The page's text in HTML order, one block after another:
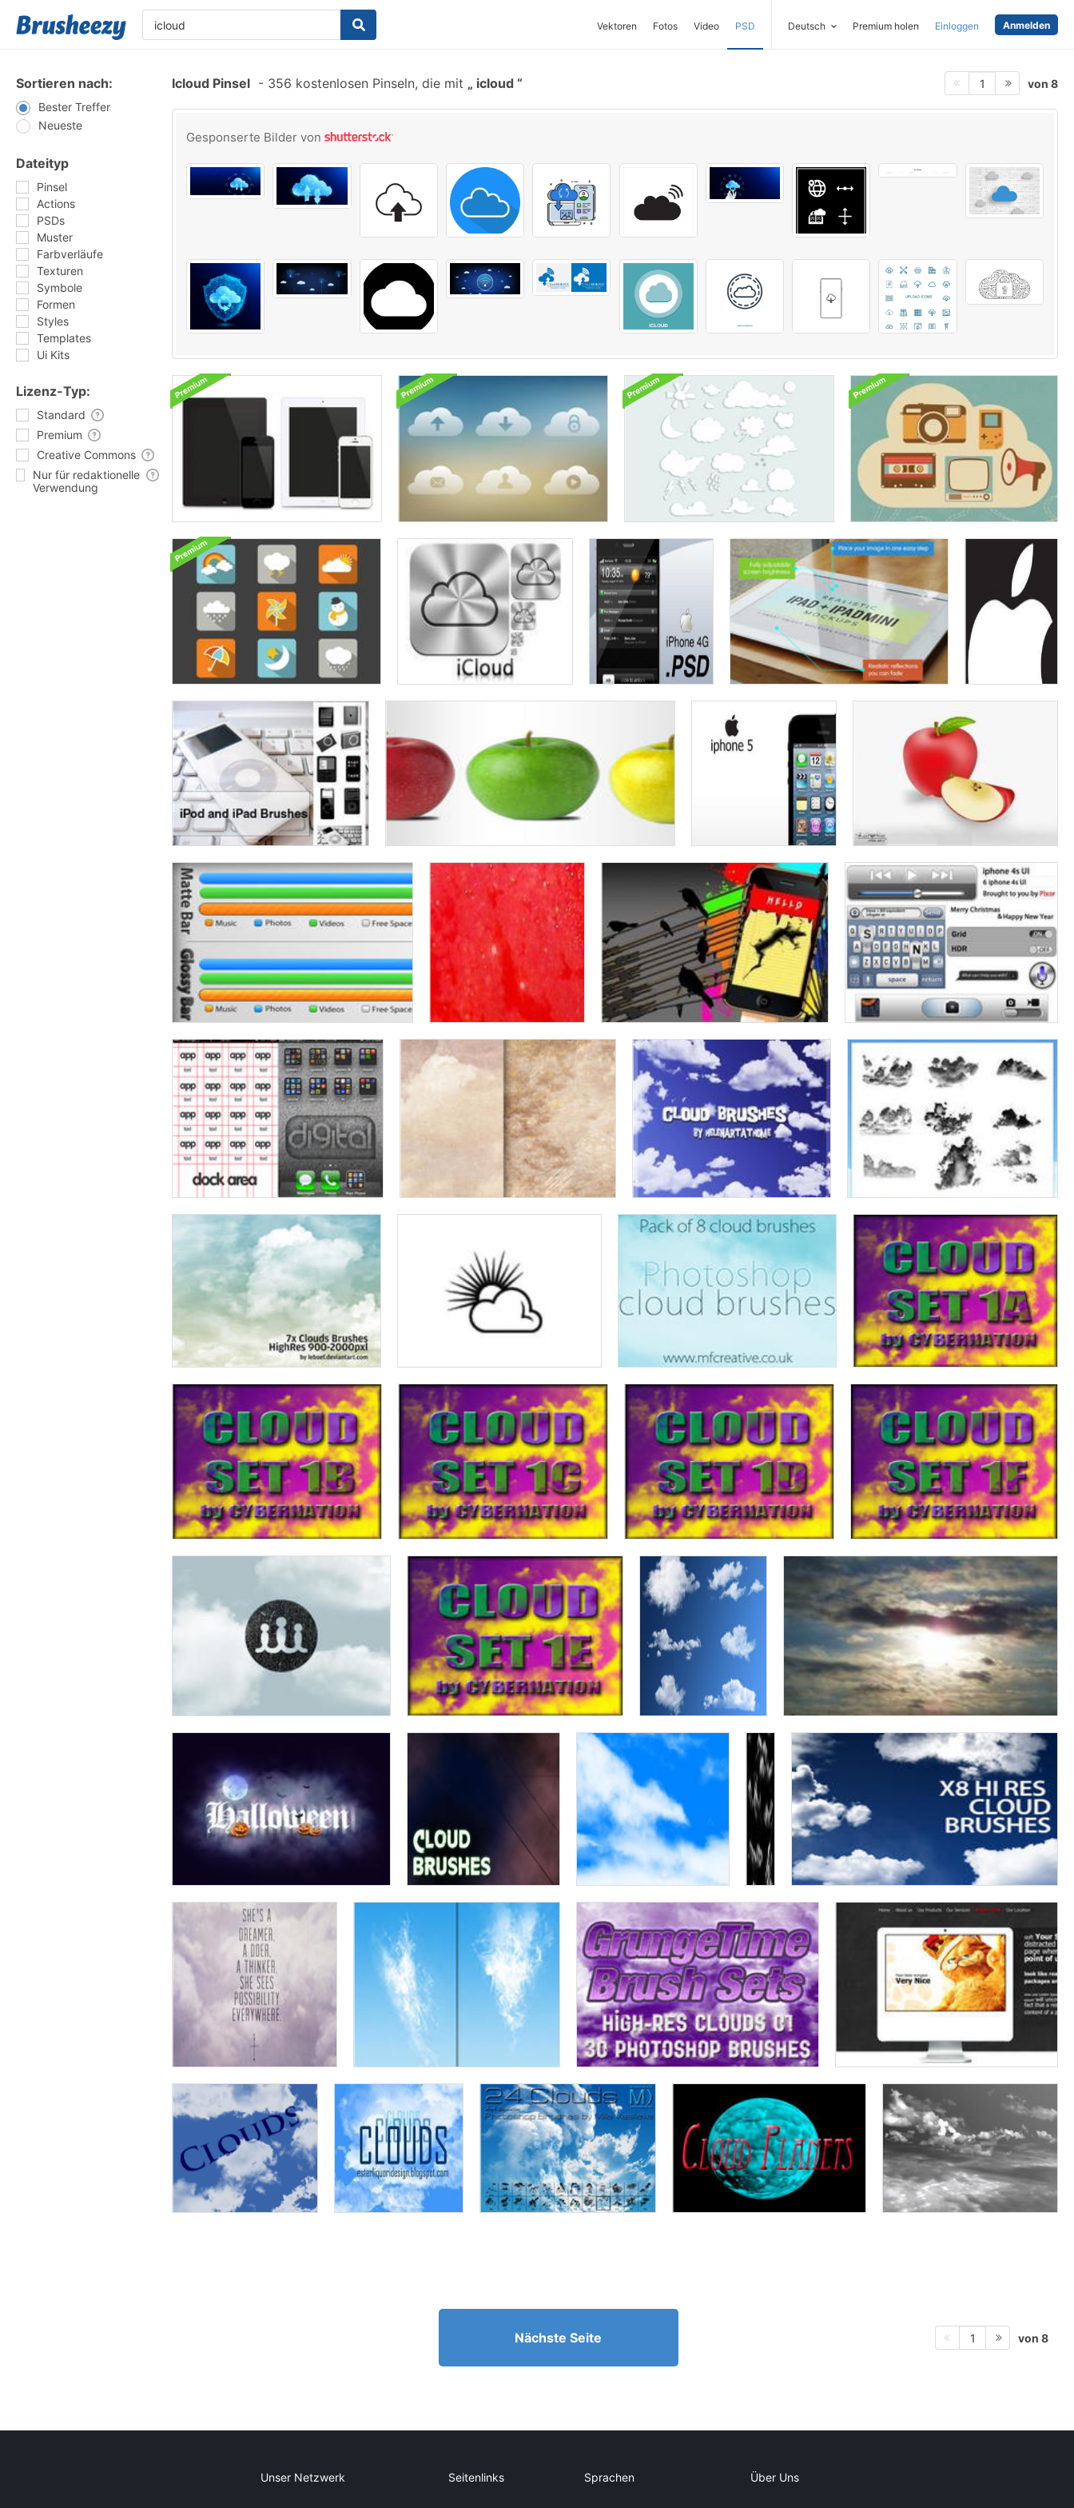
Vektoren Fotos Video PSD Deutsch Premium holen Einloggen Anmelden
Sortieren nach:
Bester Treffer
Neueste
Dateityp
Pinsel
Actions
PSDs
Muster
Farbverläufe
Texturen
Symbole
Formen
Styles
Templates
Ui Kits
Lizenz-Typ:
Standard
Premium
Creative Commons
Nur für redaktionelle
Verwendung
Icloud Pinsel - 356 kostenlosen Pinseln, die mit icloud 1 von 8
Gesponserte Bilder von
Nächste Seite 1 von 8
Unser Netzwerk Seitenlinks Sprachen Über Uns